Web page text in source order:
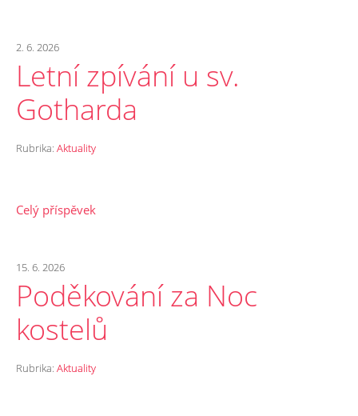
2. 6. 2026
Letní zpívání u sv.
Gotharda
Rubrika: Aktuality
Celý příspěvek
15. 6. 2026
Poděkování za Noc
kostelů
Rubrika: Aktuality